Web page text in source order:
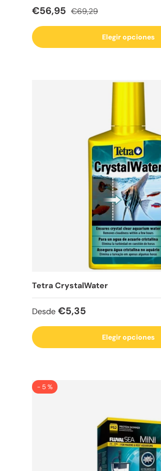
Precio de venta
€56,95 Precio normal
€69,29
Elegir opciones
Tetra CrystalWater
Precio normal
Desde €5,35
Elegir opciones
- 5 %